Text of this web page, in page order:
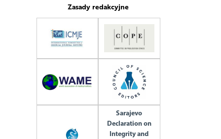
Zasady redakcyjne
Sarajevo
Declaration on
Integrity and